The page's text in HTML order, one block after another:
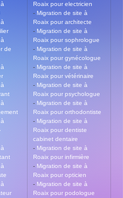
de
Roaix pour electricien
- Migration de site à
Roaix pour architecte
- Migration de site à
Roaix pour sophrologue
- Migration de site à
Roaix pour gynécologue
- Migration de site à
Roaix pour vétérinaire
- Migration de site à
Roaix pour psychologue
- Migration de site à
Roaix pour orthodontiste
- Migration de site à
Roaix pour dentiste
cabinet dentaire
- Migration de site à
Roaix pour infirmière
- Migration de site à
Roaix pour opticien
- Migration de site à
Roaix pour podologue